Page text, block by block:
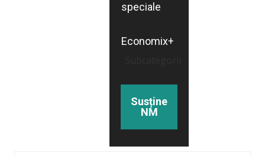
speciale
Economix+
Susține
NM